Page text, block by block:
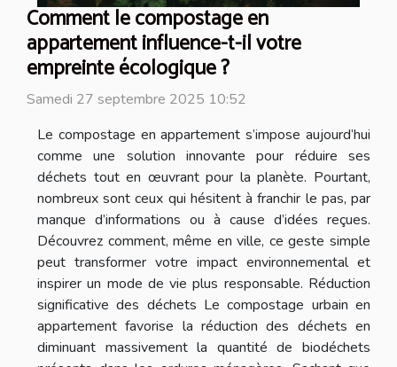
Comment le compostage en
appartement influence-t-il votre
empreinte écologique ?
Samedi 27 septembre 2025 10:52
Le compostage en appartement s’impose aujourd’hui
comme une solution innovante pour réduire ses
déchets tout en œuvrant pour la planète. Pourtant,
nombreux sont ceux qui hésitent à franchir le pas, par
manque d’informations ou à cause d’idées reçues.
Découvrez comment, même en ville, ce geste simple
peut transformer votre impact environnemental et
inspirer un mode de vie plus responsable. Réduction
significative des déchets Le compostage urbain en
appartement favorise la réduction des déchets en
diminuant massivement la quantité de biodéchets